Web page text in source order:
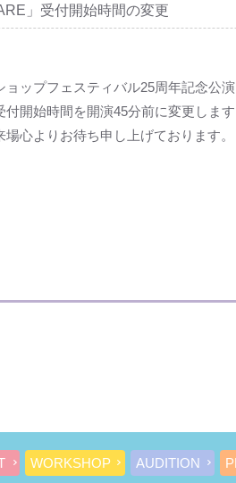
」受付開始時間の変更
ップフェスティバル25周年記念公
開始時間を開演45分前に変更します
心よりお待ち申し上げております。
WORKSHOP AUDITION